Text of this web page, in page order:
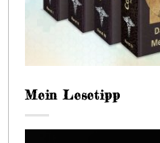
Mein Lesetipp